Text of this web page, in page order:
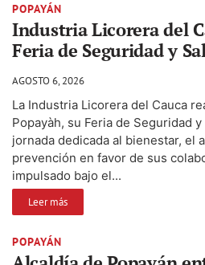
POPAYÁN
Industria Licorera del
Feria de Seguridad y
AGOSTO 6, 2026
La Industria Licorera del Cauca
Popayàh, su Feria de Seguridad
jornada dedicada al bienestar, el
prevención en favor de sus
impulsado bajo el...
Leer más
POPAYÁN